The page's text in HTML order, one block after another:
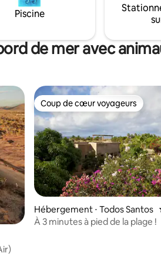
la
plage isolée, une grande
avec terrasse pour bronzer, la
intérieur/extérieur
Piscine
de mer avec
Coup de cœur voyageurs
Coup de cœur voyageurs
Hébergement ⋅ Todos Santos
À 3 minutes à pied de la plage !